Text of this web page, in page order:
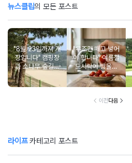
뉴스클립의 모든 포스트
"8월 23일까지 개
장입니다" 캠핑장
과 소나무 숲길이
붙어있는 조용한
남해 해수욕장
"무조건 떼고 넣어
야 합니다" 여름철
도시락에 방울토
마토 꼭지 그대로
넣으면 생기는 일
이전다음
라이프카테고리 포스트